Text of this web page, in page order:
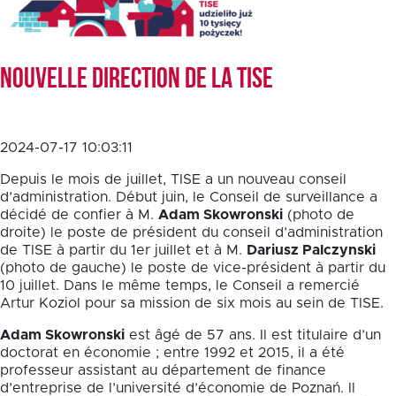
Nouvelle direction de la TISE
2024-07-17 10:03:11
Depuis le mois de juillet, TISE a un nouveau conseil
d’administration. Début juin, le Conseil de surveillance a
décidé de confier à M. Adam Skowronski (photo de
droite) le poste de président du conseil d’administration
de TISE à partir du 1er juillet et à M. Dariusz Palczynski
(photo de gauche) le poste de vice-président à partir du
10 juillet. Dans le même temps, le Conseil a remercié
Artur Koziol pour sa mission de six mois au sein de TISE.
Adam Skowronski est âgé de 57 ans. Il est titulaire d’un
doctorat en économie ; entre 1992 et 2015, il a été
professeur assistant au département de finance
d’entreprise de l’université d’économie de Poznań. Il